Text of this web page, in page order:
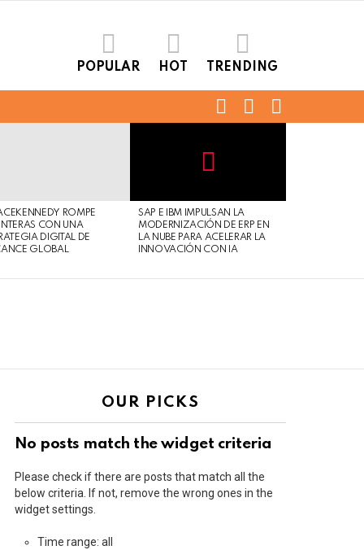
POPULAR HOT TRENDING
FOLLOWSEARCH
ROMPE
CON UNA
DIGITAL DE
GLOBAL
Safe
For
Work
view
this
post
SAP E IBM IMPULSAN LA
MODERNIZACIÓN DE ERP EN
LA NUBE PARA ACELERAR LA
INNOVACIÓN CON IA
OUR PICKS
No posts match the widget criteria
Please check if there are posts that match all the
below criteria. If not, remove the wrong ones in the
widget settings.
Time range: all